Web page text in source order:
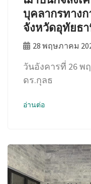
บุคลากรทาง
จังหวัดอุทัยธ
28 พฤษภาคม
วันอังคารที่ 26 พ
ดร.กุลธ
อ่านต่อ